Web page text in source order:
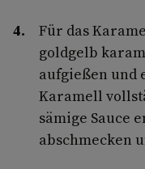
Für das
goldgelb
aufgießen und
Karamell
sämige Sauce
abschmecken